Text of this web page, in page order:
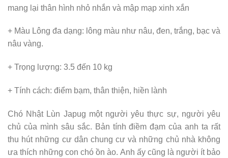
mang lại thân hình nhỏ nhắn và mập mạp xinh xắn
+ Màu Lông đa dạng: lông màu như nâu, đen, trắng, bạc và
nâu vàng.
+ Trọng lượng: 3.5 đến 10 kg
+ Tính cách: điểm bạm, thân thiện, hiền lành
Chó Nhật Lùn Japug một người yêu thực sự, người yêu
chủ của mình sâu sắc. Bản tính điềm đạm của anh ta rất
thu hút những cư dân chung cư và những chủ nhà không
ưa thích những con chó ồn ào. Anh ấy cũng là người ít bảo